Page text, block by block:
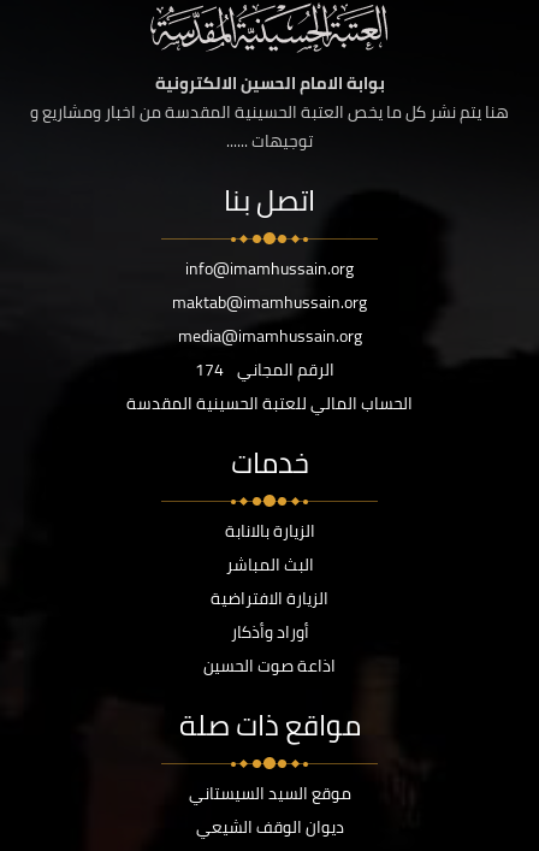
بوابة الامام الحسين الالكترونية
هنا يتم نشر كل ما يخص العتبة الحسينية المقدسة من اخبار ومشاريع و
توجيهات ......
اتصل بنا
info@imamhussain.org
maktab@imamhussain.org
media@imamhussain.org
الرقم المجاني 174
الحساب المالي للعتبة الحسينية المقدسة
خدمات
الزيارة بالانابة
البث المباشر
الزيارة الافتراضية
أوراد وأذكار
اذاعة صوت الحسين
مواقع ذات صلة
موقع السيد السيستاني
ديوان الوقف الشيعي